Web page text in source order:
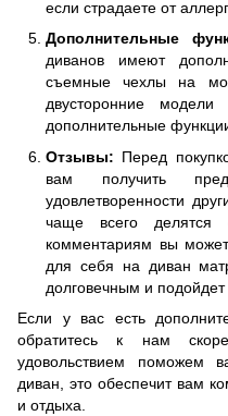
если страдаете от
Дополнительные
диванов имеют
съемные чехлы на
двусторонние
дополнительные
Отзывы: Перед
вам получить
удовлетворенности
чаще всего делятся
комментариям вы
для себя на диван
долговечным и подойдет
Если у вас есть
обратитесь к нам
удовольствием поможем
диван, это обеспечит вам
и отдыха.